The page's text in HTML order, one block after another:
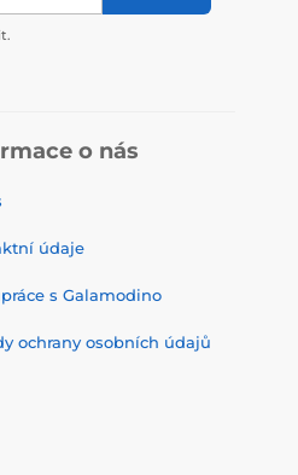
o nás
údaje
s Galamodino
ochrany osobních údajů